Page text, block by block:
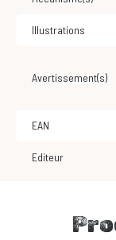
Illustrations
Avertissement(s)
EAN
Editeur